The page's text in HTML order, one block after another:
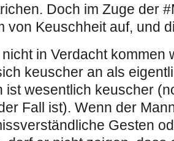
Doch im Zuge der
von Keuschheit auf, und
in Verdacht kommen
keuscher an als
ist wesentlich keuscher
Fall ist). Wenn der
Gesten